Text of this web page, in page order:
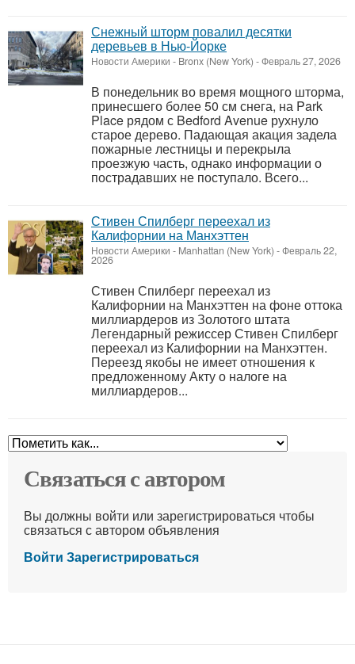
Снежный шторм повалил десятки
деревьев в Нью-Йорке
Новости Америки - Bronx (New York) -Февраль 27, 2026
В понедельник во время мощного шторма,
принесшего более 50 см снега, на Park
Place рядом с Bedford Avenue рухнуло
старое дерево. Падающая акация задела
пожарные лестницы и перекрыла
проезжую часть, однако информации о
пострадавших не поступало. Всего...
Стивен Спилберг переехал из
Калифорнии на Манхэттен
Новости Америки - Manhattan (New York) -Февраль 22,
2026
Стивен Спилберг переехал из
Калифорнии на Манхэттен на фоне оттока
миллиардеров из Золотого штата
Легендарный режиссер Стивен Спилберг
переехал из Калифорнии на Манхэттен.
Переезд якобы не имеет отношения к
предложенному Акту о налоге на
миллиардеров...
Связаться с автором
Вы должны войти или зарегистрироваться чтобы
связаться с автором объявления
Войти Зарегистрироваться